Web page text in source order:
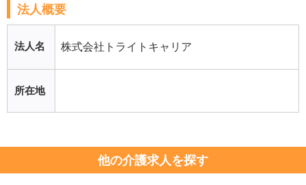
法人概要
法人名 株式会社トライトキャリア
所在地
他の介護求人を探す